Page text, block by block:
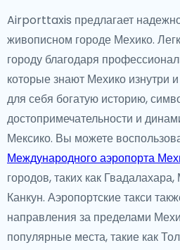
Airporttaxis предлагает
живописном городе Мехико.
городу благодаря
которые знают Мехико изнутри
для себя богатую историю,
достопримечательности и
Мексико. Вы можете
Международного аэропорта
городов, таких как
Канкун. Аэропортские такси
направления за пределами
популярные места, такие как